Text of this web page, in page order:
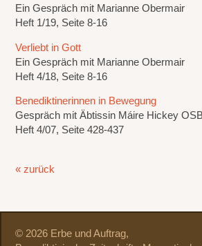
Ein Gespräch mit Marianne Obermair
Heft 1/19, Seite 8-16
Verliebt in Gott
Ein Gespräch mit Marianne Obermair
Heft 4/18, Seite 8-16
Benediktinerinnen in Bewegung
Gespräch mit Äbtissin Máire Hickey OSB
Heft 4/07, Seite 428-437
« zurück
© 2026 Erbe und Auftrag,